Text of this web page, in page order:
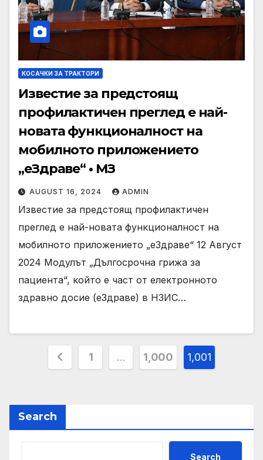
КОСАЧКИ ЗА ТРАКТОРИ
Известие за предстоящ
профилактичен преглед е най-
новата функционалност на
мобилното приложението
„еЗдраве“ • МЗ
AUGUST 16, 2024 ADMIN
Известие за предстоящ профилактичен
преглед е най-новата функционалност на
мобилното приложението „еЗдраве“ 12 Август
2024 Модулът „Дългосрочна грижа за
пациента“, който е част от електронното
здравно досие (еЗдраве) в НЗИС…
Posts
1 … 1,000 1,001
Search
Search